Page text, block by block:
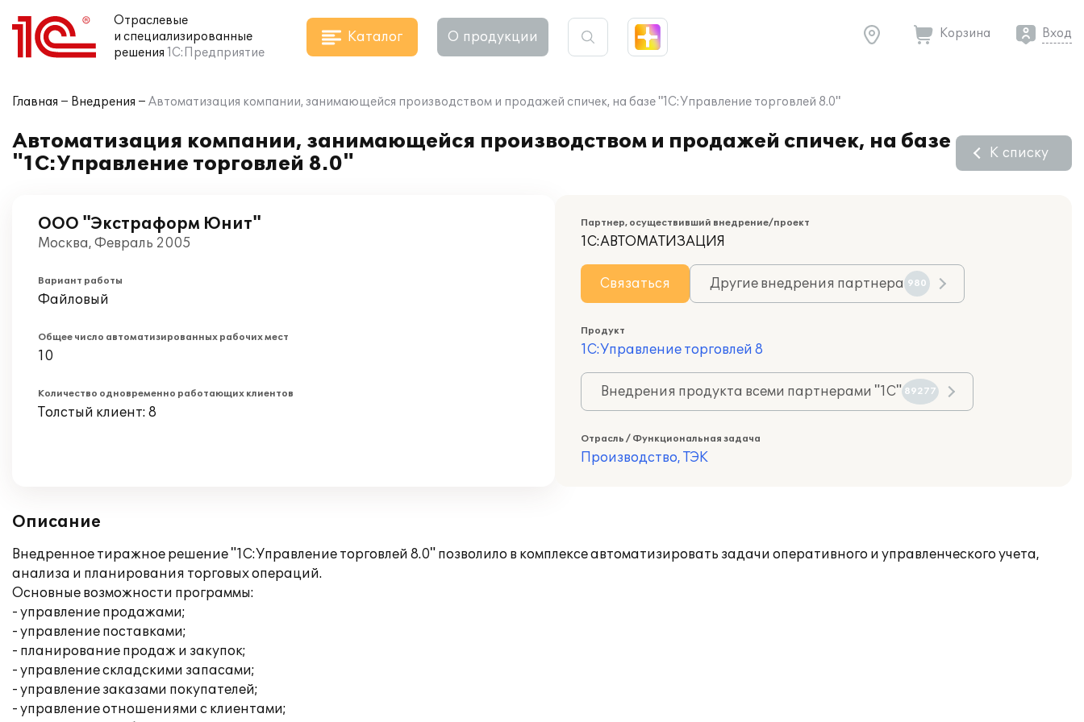
Отраслевые
и специализированные
решения 1С:Предприятие
Каталог О продукции Корзина Вход
Главная Внедрения Автоматизация компании, занимающейся производством и продажей спичек, на базе "1С:Управление торговлей 8.0"
Автоматизация компании, занимающейся производством и продажей спичек, на базе
"1С:Управление торговлей 8.0"
К списку
ООО "Экстраформ Юнит"
Москва, Февраль 2005
Вариант работы
Файловый
Общее число автоматизированных рабочих мест
10
Количество одновременно работающих клиентов
Толстый клиент: 8
Партнер, осуществивший внедрение/проект
1С:АВТОМАТИЗАЦИЯ
Связаться Другие внедрения партнера 980
Продукт
1С:Управление торговлей 8
Внедрения продукта всеми партнерами "1С" 89277
Отрасль / Функциональная задача
Производство, ТЭК
Описание
Внедренное тиражное решение "1С:Управление торговлей 8.0" позволило в комплексе автоматизировать задачи оперативного и управленческого учета,
анализа и планирования торговых операций.
Основные возможности программы:
- управление продажами;
- управление поставками;
- планирование продаж и закупок;
- управление складскими запасами;
- управление заказами покупателей;
- управление отношениями с клиентами;